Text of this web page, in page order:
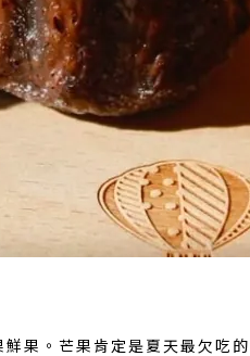
果。芒果肯定是夏天最欠吃